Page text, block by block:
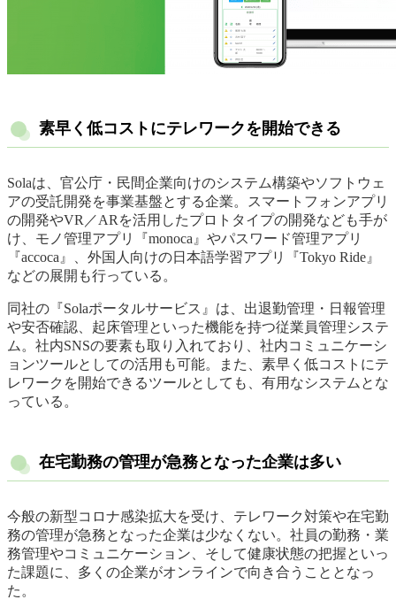
素早く低コストにテレワークを開始できる
Solaは、官公庁・民間企業向けのシステム構築やソフトウェ
アの受託開発を事業基盤とする企業。スマートフォンアプリ
の開発やVR／ARを活用したプロトタイプの開発なども手が
け、モノ管理アプリ『monoca』やパスワード管理アプリ
『accoca』、外国人向けの日本語学習アプリ『Tokyo Ride』
などの展開も行っている。
同社の『Solaポータルサービス』は、出退勤管理・日報管理
や安否確認、起床管理といった機能を持つ従業員管理システ
ム。社内SNSの要素も取り入れており、社内コミュニケーシ
ョンツールとしての活用も可能。また、素早く低コストにテ
レワークを開始できるツールとしても、有用なシステムとな
っている。
在宅勤務の管理が急務となった企業は多い
今般の新型コロナ感染拡大を受け、テレワーク対策や在宅勤
務の管理が急務となった企業は少なくない。社員の勤務・業
務管理やコミュニケーション、そして健康状態の把握といっ
た課題に、多くの企業がオンラインで向き合うこととなっ
た。